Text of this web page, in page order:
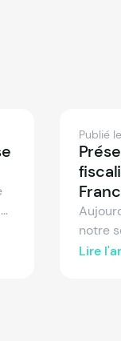
Publié
notre
pour
Lire